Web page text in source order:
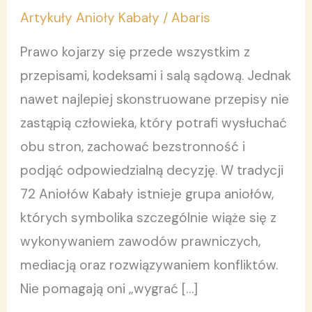
Artykuły Anioły Kabały /Abaris
Prawo kojarzy się przede wszystkim z
przepisami, kodeksami i salą sądową. Jednak
nawet najlepiej skonstruowane przepisy nie
zastąpią człowieka, który potrafi wysłuchać
obu stron, zachować bezstronność i
podjąć odpowiedzialną decyzję. W tradycji
72 Aniołów Kabały istnieje grupa aniołów,
których symbolika szczególnie wiąże się z
wykonywaniem zawodów prawniczych,
mediacją oraz rozwiązywaniem konfliktów.
Nie pomagają oni „wygrać […]
sędziów
i
mediatorów